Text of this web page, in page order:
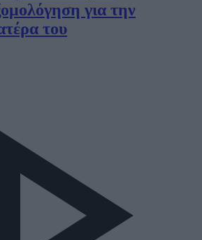
για την
του